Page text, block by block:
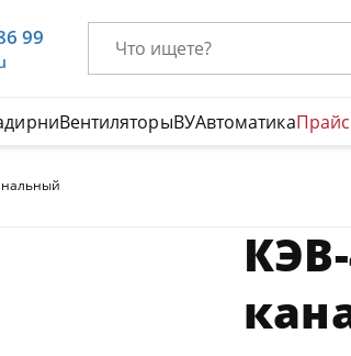
99
ВентиляторыВУАвтоматикаПрайс